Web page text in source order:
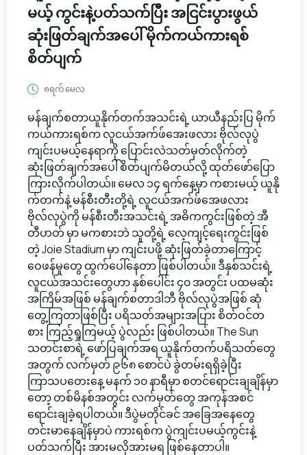
မယ့် ကွင်းနဲ့ပတ်သက်ပြီး အငြင်းပွားဖွယ်
ဆုံးဖြတ်ချက်အပေါ် မိုက်ကယ်ကားရစ်
စိတ်ပျက်
၈ရက် မေလ
မန်ချက်စတာယူနိုက်တက်အသင်းရဲ့ ယာယီနည်းပြ မိုက်
ကယ်ကားရစ်က လူငယ်အက်ဖ်အေးဖလား ဗိုလ်လုပွဲ
ကျင်းပမယ့်နေရာကို ပြောင်းလဲသတ်မှတ်လိုက်တဲ့
ဆုံးဖြတ်ချက်အပေါ် စိတ်ပျက်မိတယ်လို့ ထုတ်ဖော်ပြော
ကြားလိုက်ပါတယ်။ မေလ ၁၄ ရက်နေ့မှာ ကစားမယ့် ယူနို
က်တက်နဲ့ မန်စီးတီးတို့ရဲ့ လူငယ်အက်ဖ်အေဖလား
ဗိုလ်လုပွဲကို မန်စီးတီးအသင်းရဲ့ အဓိကကွင်းဖြစ်တဲ့ အီ
တီဟတ် မှာ မကစားဘဲ သူတို့ရဲ့ လေ့ကျင့်ရေးကွင်းဖြစ်
တဲ့ Joie Stadium မှာ ကျင်းပဖို့ ဆုံးဖြတ်ခဲ့တာကြောင့်
ဝေဖန်မှုတွေ ထွက်ပေါ်နေတာ ဖြစ်ပါတယ်။ ဒီနှစ်သင်းရဲ့
လူငယ်အသင်းတွေဟာ နှစ်ပေါင်း ၄၀ အတွင်း ပထမဆုံး
အကြိမ်အဖြစ် မန်ချက်စတာဒါဘီ ဗိုလ်လုပွဲအဖြစ် ဆုံ
တွေ့ကြတာဖြစ်ပြီး ပရိသတ်အများအပြား စိတ်ဝင်တ
စား ကြည့်ရှုကြမယ့် ပွဲလည်း ဖြစ်ပါတယ်။ The Sun
သတင်းစာရဲ့ ဖော်ပြချက်အရ ယူနိုက်တက်ပရိသတ်တွေ
အတွက် လက်မှတ် ၉၆၈ စောင်ပဲ ခွဲတမ်းရရှိခဲ့ပြီး
ကြာသပတေးနေ့ မနက် ၁၀ နာရီမှာ စတင်ရောင်းချချိန်မှာ
တော့ တစ်မိနစ်အတွင်း လက်မှတ်တွေ အကုန်အစင်
ရောင်းချခဲ့ရပါတယ်။ ဒီပွဲမတိုင်ခင် အခြေအနေတွေ
တင်းမာနေချိန်မှာပဲ ကားရစ်က ပွဲကျင်းပမယ့်ကွင်းနဲ့
ပတ်သက်ပြီး အားမလိုအားမရ ဖြစ်နေတာပါ။